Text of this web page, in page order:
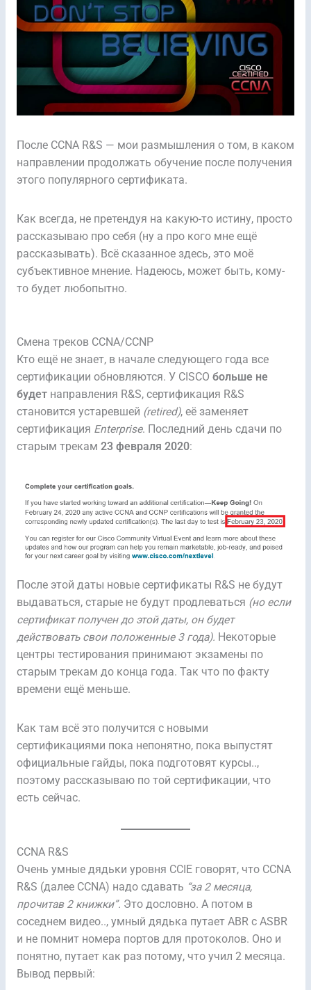
После CCNA R&S — мои размышления о том, в каком
направлении продолжать обучение после получения
этого популярного сертификата.
Как всегда, не претендуя на какую-то истину, просто
рассказываю про себя (ну а про кого мне ещё
рассказывать). Всё сказанное здесь, это моё
субъективное мнение. Надеюсь, может быть, кому-
то будет любопытно.
Смена треков CCNA/CCNP
Кто ещё не знает, в начале следующего года все
сертификации обновляются. У CISCO больше не
будетнаправления R&S, сертификация R&S
становится устаревшей (retired), её заменяет
сертификация Enterprise. Последний день сдачи по
старым трекам 23 февраля 2020:
После этой даты новые сертификаты R&S не будут
выдаваться, старые не будут продлеваться (но если
сертификат получен до этой даты, он будет
действовать свои положенные 3 года). Некоторые
центры тестирования принимают экзамены по
старым трекам до конца года. Так что по факту
времени ещё меньше.
Как там всё это получится с новыми
сертификациями пока непонятно, пока выпустят
официальные гайды, пока подготовят курсы..,
поэтому рассказываю по той сертификации, что
есть сейчас.
CCNA R&S
Очень умные дядьки уровня CCIE говорят, что CCNA
R&S (далее CCNA) надо сдавать “за 2 месяца,
прочитав 2 книжки”. Это дословно. А потом в
соседнем видео.., умный дядька путает ABR с ASBR
и не помнит номера портов для протоколов. Оно и
понятно, путает как раз потому, что учил 2 месяца.
Вывод первый: